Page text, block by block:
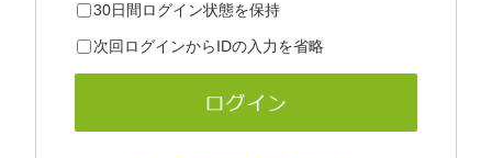
30日間ログイン状態を保持
次回ログインからIDの入力を省略